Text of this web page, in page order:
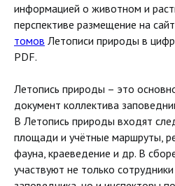
информацией о животном и
перспективе размещение на
томов Летописи природы в
PDF.
Летопись природы – это
документ коллектива
В Летопись природы входят
площади и учётные маршруты,
фауна, краеведение и др. В
участвуют не только